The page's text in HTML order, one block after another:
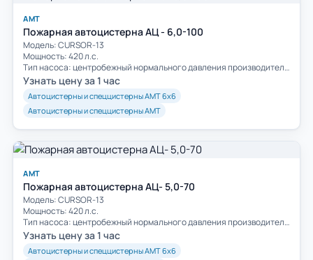
АМТ
Пожарная автоцистерна АЦ - 6,0-100
Модель: CURSOR-13
Мощность: 420 л.с.
Тип насоса: центробежный нормального давления производительность 100 л/сек
Узнать цену за 1 час
Автоцистерны и спеццистерны АМТ 6х6
Автоцистерны и спеццистерны АМТ
АМТ
Пожарная автоцистерна АЦ- 5,0-70
Модель: CURSOR-13
Мощность: 420 л.с.
Тип насоса: центробежный нормального давления производительность 70 л/сек
Узнать цену за 1 час
Автоцистерны и спеццистерны АМТ 6х6